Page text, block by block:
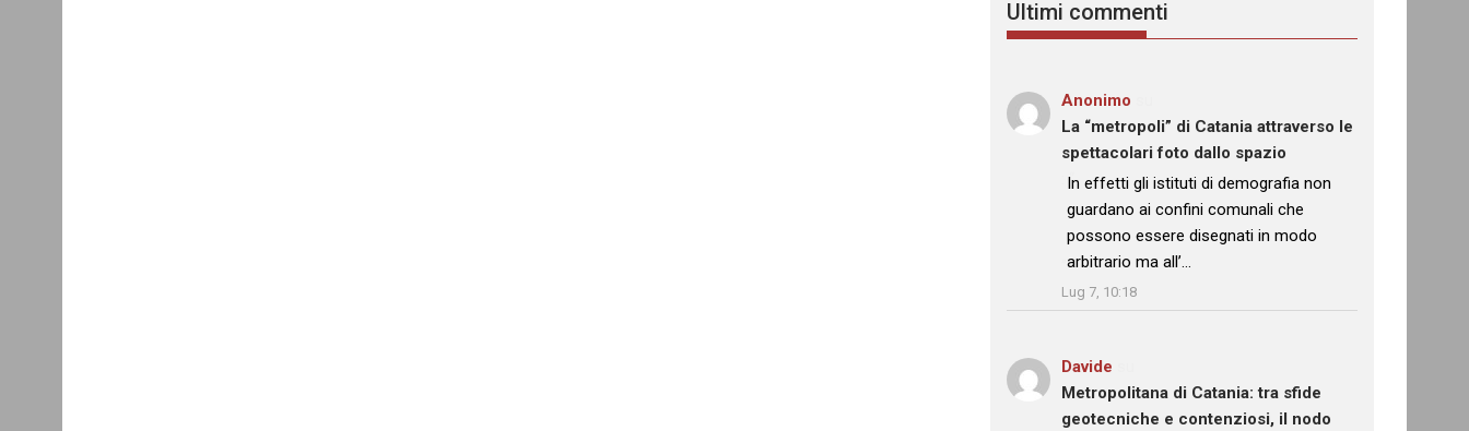
Ultimi commenti
Anonimo
La “metropoli” di Catania attraverso le
spettacolari foto dallo spazio
: “
In effetti gli istituti di demografia non
guardano ai confini comunali che
possono essere disegnati in modo
arbitrario ma all’…
Lug 7, 10:18
Davide
Metropolitana di Catania: tra sfide
geotecniche e contenziosi, il nodo